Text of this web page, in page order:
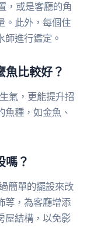
，或是客廳的角
。此外，每個住
師進行鑑定。
魚比較好？
氣，更能提升招
種，如金魚、
嗎？
簡單的擺設來改
等，為客廳增添
屋結構，以免影